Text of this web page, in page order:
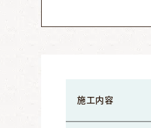
施工内容